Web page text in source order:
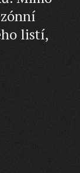
listí,